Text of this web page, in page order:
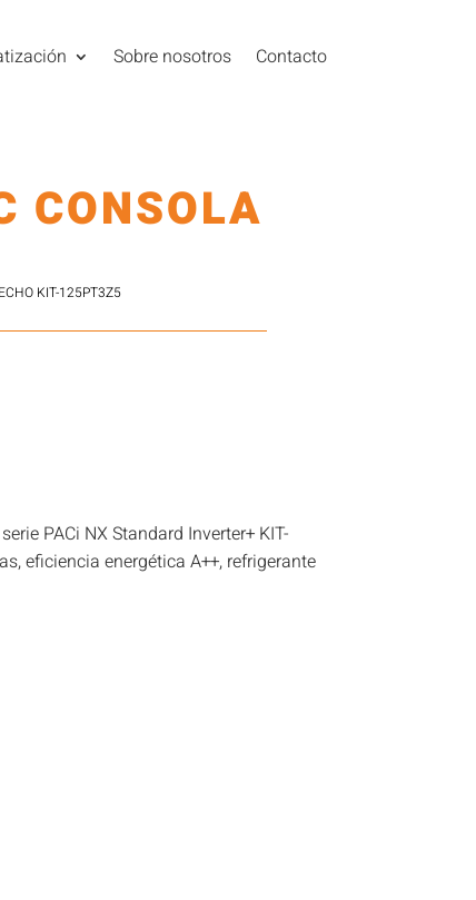
Sobre nosotros Contacto
CONSOLA
KIT-125PT3Z5
PACi NX Standard Inverter+ KIT-
eficiencia energética A++, refrigerante